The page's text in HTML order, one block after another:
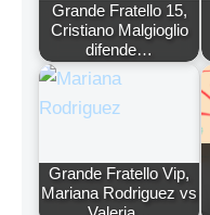
Grande Fratello 15,
Cristiano Malgioglio
difende…
Grande Fratello Vip,
Mariana Rodriguez vs